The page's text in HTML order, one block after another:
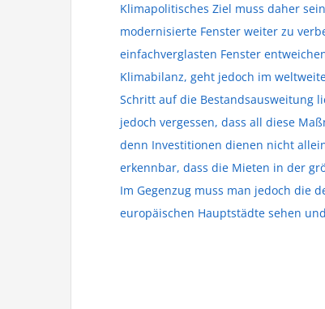
Klimapolitisches Ziel muss daher
modernisierte Fenster weiter zu
einfachverglasten Fenster
Klimabilanz, geht jedoch im
Schritt auf die Bestandsausweitung
jedoch vergessen, dass all diese
denn Investitionen dienen nicht
erkennbar, dass die Mieten in der
Im Gegenzug muss man jedoch die
europäischen Hauptstädte sehen